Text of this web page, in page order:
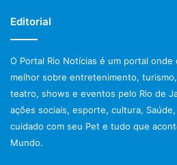
Editorial
O Portal Rio Notícias é um portal
melhor sobre entretenimento,
teatro, shows e eventos pelo Rio de
ações sociais, esporte, cultura,
cuidado com seu Pet e tudo que
Mundo.